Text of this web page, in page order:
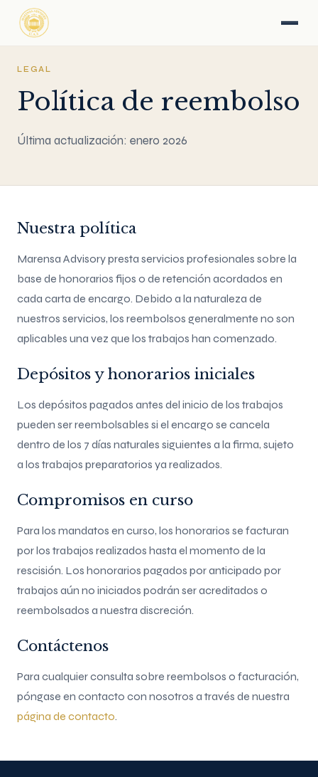
LEGAL
Política de reembolso
Última actualización: enero 2026
Nuestra política
Marensa Advisory presta servicios profesionales sobre la
base de honorarios fijos o de retención acordados en
cada carta de encargo. Debido a la naturaleza de
nuestros servicios, los reembolsos generalmente no son
aplicables una vez que los trabajos han comenzado.
Depósitos y honorarios iniciales
Los depósitos pagados antes del inicio de los trabajos
pueden ser reembolsables si el encargo se cancela
dentro de los 7 días naturales siguientes a la firma, sujeto
a los trabajos preparatorios ya realizados.
Compromisos en curso
Para los mandatos en curso, los honorarios se facturan
por los trabajos realizados hasta el momento de la
rescisión. Los honorarios pagados por anticipado por
trabajos aún no iniciados podrán ser acreditados o
reembolsados a nuestra discreción.
Contáctenos
Para cualquier consulta sobre reembolsos o facturación,
póngase en contacto con nosotros a través de nuestra
página de contacto.